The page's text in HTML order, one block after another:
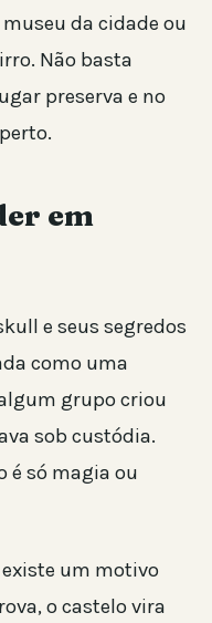
da cidade ou
Não basta
preserva e no
em
e seus segredos
como uma
grupo criou
sob custódia.
é só magia ou
um motivo
o castelo vira